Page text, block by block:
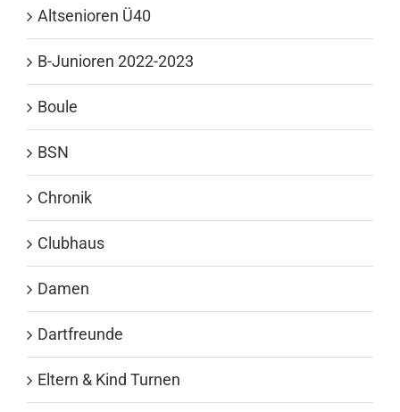
Altsenioren Ü40
B-Junioren 2022-2023
Boule
BSN
Chronik
Clubhaus
Damen
Dartfreunde
Eltern & Kind Turnen